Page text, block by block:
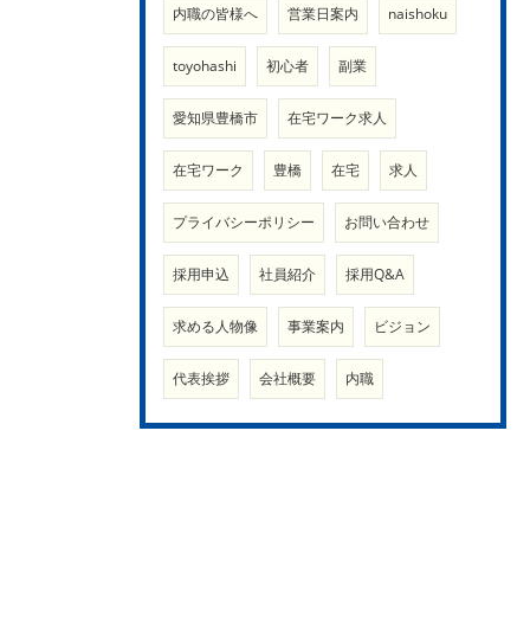
内職の皆様へ 営業日案内 naishoku
toyohashi 初心者 副業
愛知県豊橋市 在宅ワーク求人
在宅ワーク 豊橋 在宅 求人
プライバシーポリシー お問い合わせ
採用申込 社員紹介 採用Q&A
求める人物像 事業案内 ビジョン
代表挨拶 会社概要 内職